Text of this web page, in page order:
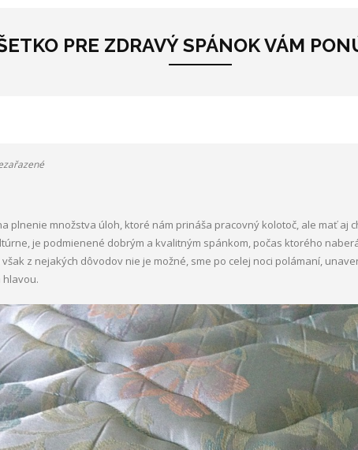
PRE ZDRAVÝ SPÁNOK VÁM
plnenie množstva úloh, ktoré nám prináša pracovný kolotoč, ale mať aj
je podmienené dobrým a kvalitným spánkom, počas ktorého
z nejakých dôvodov nie je možné, sme po celej noci polámaní,
hlavou.